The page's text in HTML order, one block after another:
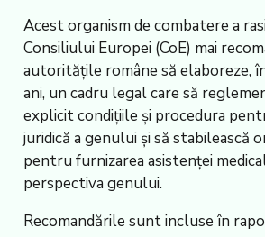
Acest organism de combatere a
Consiliului Europei (CoE) mai
autoritățile române să elaboreze,
ani, un cadru legal care să
explicit condițiile și procedura
juridică a genului și să stabilească
pentru furnizarea asistenței
perspectiva genului.
Recomandările sunt incluse în